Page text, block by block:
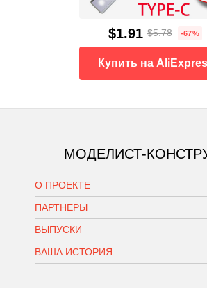
$1.91 $5.78 -67%
Купить на
МОДЕЛИСТ-
О ПРОЕКТЕ
ПАРТНЕРЫ
ВЫПУСКИ
ВАША ИСТОРИЯ